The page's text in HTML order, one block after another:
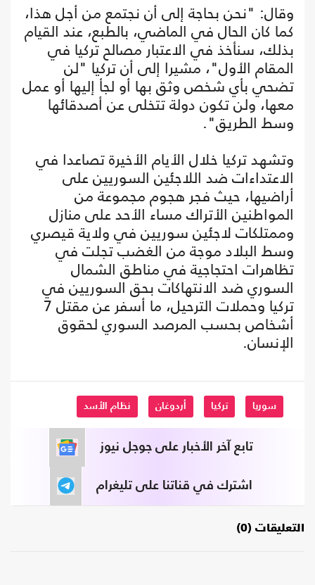
وقال: "نحن بحاجة إلى أن نجتمع من أجل هذا،
كما كان الحال في الماضي، بالطبع، عند القيام
بذلك، سنأخذ في الاعتبار مصالح تركيا في
المقام الأول"، مشيرا إلى أن تركيا "لن
تضحي بأي شخص وثق بها أو لجأ إليها أو عمل
معها، ولن تكون دولة تتخلى عن أصدقائها
وسط الطريق".
وتشهد تركيا خلال الأيام الأخيرة تصاعدا في
الاعتداءات ضد اللاجئين السوريين على
أراضيها، حيث فجر هجوم مجموعة من
المواطنين الأتراك مساء الأحد على منازل
وممتلكات لاجئين سوريين في ولاية قيصري
وسط البلاد موجة من الغضب تجلت في
تظاهرات احتجاجية في مناطق الشمال
السوري ضد الانتهاكات بحق السوريين في
تركيا وحملات الترحيل، ما أسفر عن مقتل 7
أشخاص بحسب المرصد السوري لحقوق
الإنسان.
سوريا تركيا أردوغان نظام الأسد
تابع آخر الأخبار على جوجل نيوز
اشترك في قناتنا على تليغرام
التعليقات (0)